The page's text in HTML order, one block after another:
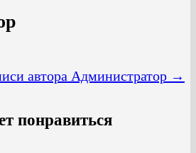
автора Администратор →
понравиться